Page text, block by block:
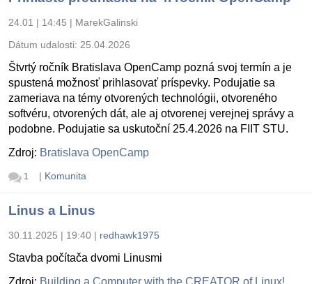
24.01 | 14:45 | MarekGalinski
Dátum udalosti: 25.04.2026
Štvrtý ročník Bratislava OpenCamp pozná svoj termín a je
spustená možnosť prihlasovať príspevky. Podujatie sa
zameriava na témy otvorených technológii, otvoreného
softvéru, otvorených dát, ale aj otvorenej verejnej správy a
podobne. Podujatie sa uskutoční 25.4.2026 na FIIT STU.
Zdroj: Bratislava OpenCamp
1 | Komunita
Linus a Linus
30.11.2025 | 19:40 | redhawk1975
Stavba počítača dvomi Linusmi
Zdroj: Building a Computer with the CREATOR of Linux!